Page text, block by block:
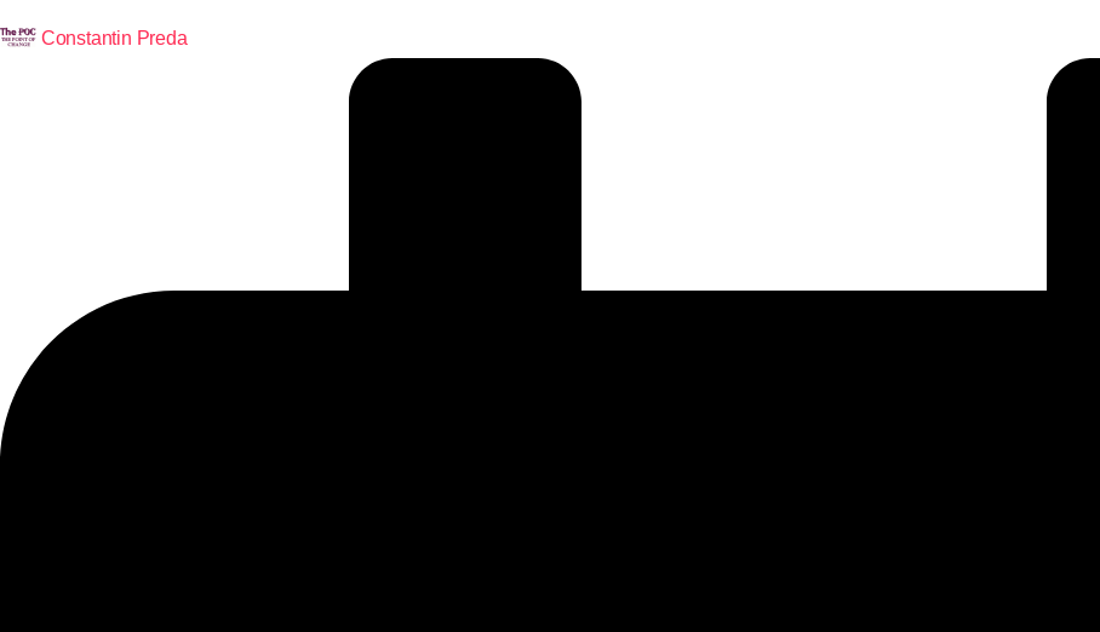
Constantin Preda